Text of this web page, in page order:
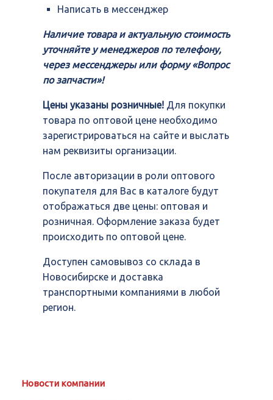
Написать в мессенджер
Наличие товара и актуальную стоимость
уточняйте у менеджеров по телефону,
через мессенджеры или форму «Вопрос
по запчасти»!
Цены указаны розничные! Для покупки
товара по оптовой цене необходимо
зарегистрироваться на сайте и выслать
нам реквизиты организации.
После авторизации в роли оптового
покупателя для Вас в каталоге будут
отображаться две цены: оптовая и
розничная. Оформление заказа будет
происходить по оптовой цене.
Доступен самовывоз со склада в
Новосибирске и доставка
транспортными компаниями в любой
регион.
Новости компании